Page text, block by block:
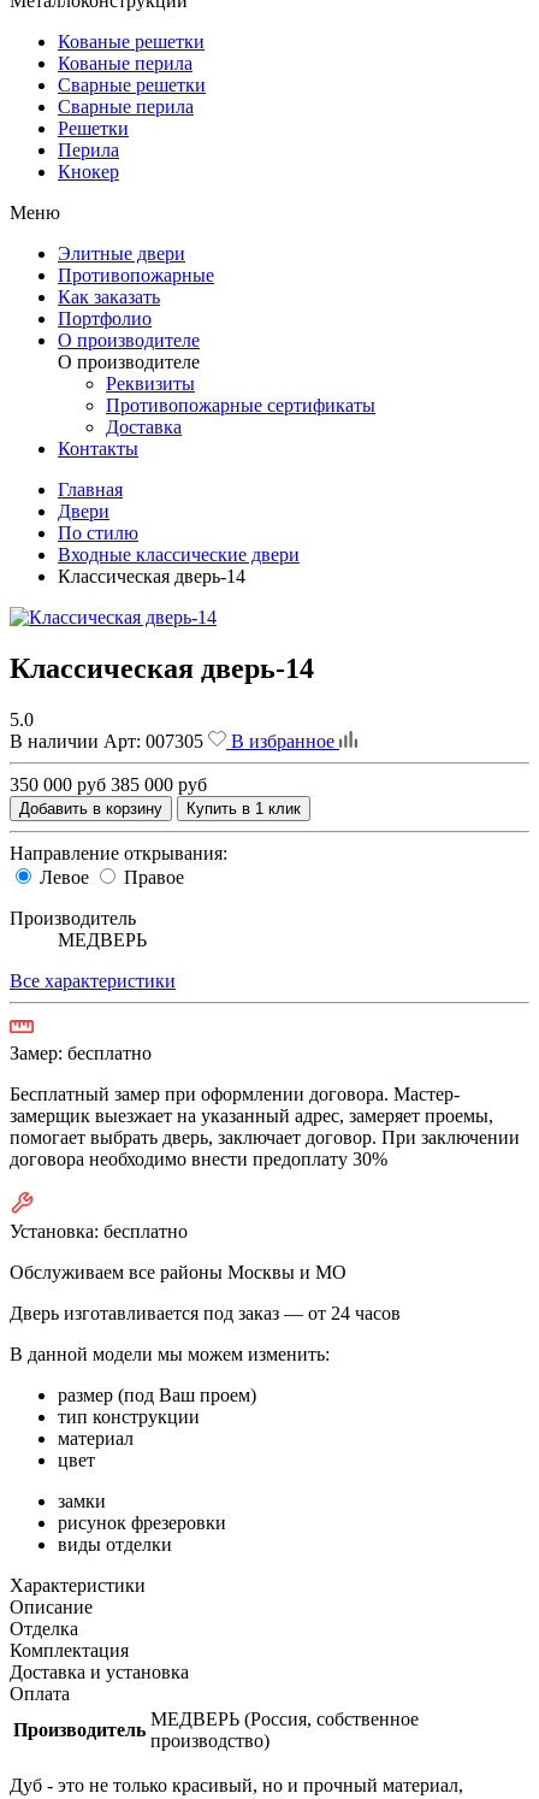
Кованые решетки
Кованые перила
Сварные решетки
Сварные перила
Решетки
Перила
Кнокер
Меню
Элитные двери
Противопожарные
Как заказать
Портфолио
О производителе
О производителе
Реквизиты
Противопожарные сертификаты
Доставка
Контакты
Главная
Двери
По стилю
Входные классические двери
Классическая дверь-14
Классическая дверь-14
5.0
В наличии Арт: 007305 В избранное
350 000 руб 385 000 руб
Добавить в корзину Купить в 1 клик
Направление открывания:
Левое
Правое
Производитель
МЕДВЕРЬ
Все характеристики
Замер: бесплатно
Бесплатный замер при оформлении договора. Мастер-
замерщик выезжает на указанный адрес, замеряет проемы,
помогает выбрать дверь, заключает договор. При заключении
договора необходимо внести предоплату 30%
Установка: бесплатно
Обслуживаем все районы Москвы и МО
Дверь изготавливается под заказ — от 24 часов
В данной модели мы можем изменить:
размер (под Ваш проем)
тип конструкции
материал
цвет
замки
рисунок фрезеровки
виды отделки
Характеристики
Описание
Отделка
Комплектация
Доставка и установка
Оплата
Производитель
МЕДВЕРЬ (Россия, собственное
производство)
Дуб - это не только красивый, но и прочный материал,